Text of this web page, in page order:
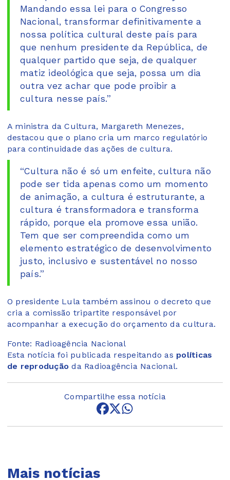
Mandando essa lei para o Congresso
Nacional, transformar definitivamente a
nossa política cultural deste país para
que nenhum presidente da República, de
qualquer partido que seja, de qualquer
matiz ideológica que seja, possa um dia
outra vez achar que pode proibir a
cultura nesse país.”
A ministra da Cultura, Margareth Menezes,
destacou que o plano cria um marco regulatório
para continuidade das ações de cultura.
“Cultura não é só um enfeite, cultura não
pode ser tida apenas como um momento
de animação, a cultura é estruturante, a
cultura é transformadora e transforma
rápido, porque ela promove essa união.
Tem que ser compreendida como um
elemento estratégico de desenvolvimento
justo, inclusivo e sustentável no nosso
país.”
O presidente Lula também assinou o decreto que
cria a comissão tripartite responsável por
acompanhar a execução do orçamento da cultura.
Fonte: Radioagência Nacional
Esta notícia foi publicada respeitando as políticas
de reprodução da Radioagência Nacional.
Compartilhe essa notícia
Mais notícias